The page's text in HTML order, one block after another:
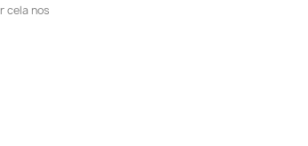
cela nos